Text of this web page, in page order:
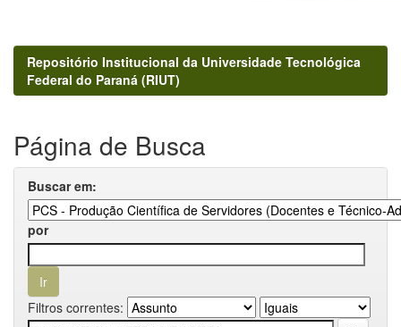
Repositório Institucional da Universidade Tecnológica
Federal do Paraná (RIUT)
Página de Busca
Buscar em:
por
Filtros correntes: